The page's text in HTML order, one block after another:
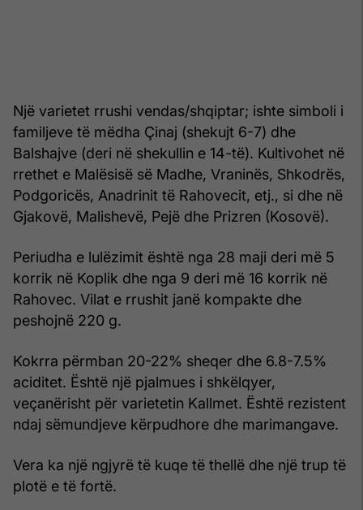
Një varietet rrushi vendas/shqiptar; ishte simboli i
familjeve të mëdha Çinaj (shekujt 6-7) dhe
Balshajve (deri në shekullin e 14-të). Kultivohet në
rrethet e Malësisë së Madhe, Vraninës, Shkodrës,
Podgoricës, Anadrinit të Rahovecit, etj., si dhe në
Gjakovë, Malishevë, Pejë dhe Prizren (Kosovë).
Periudha e lulëzimit është nga 28 maji deri më 5
korrik në Koplik dhe nga 9 deri më 16 korrik në
Rahovec. Vilat e rrushit janë kompakte dhe
peshojnë 220 g.
Kokrra përmban 20-22% sheqer dhe 6.8-7.5%
aciditet. Është një pjalmues i shkëlqyer,
veçanërisht për varietetin Kallmet. Është rezistent
ndaj sëmundjeve kërpudhore dhe marimangave.
Vera ka një ngjyrë të kuqe të thellë dhe një trup të
plotë e të fortë.